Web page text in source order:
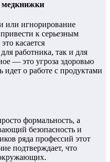
медкнижки
или игнорирование
к серьезным
касается
работника, так и для
— это угроза здоровью
о работе с продуктами
формальность, а
безопасность и
ряда профессий этот
подтверждает, что